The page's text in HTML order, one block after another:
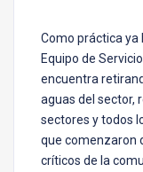
Como práctica ya
Equipo de
encuentra
aguas del sector,
sectores y todos
que comenzaron
críticos de la